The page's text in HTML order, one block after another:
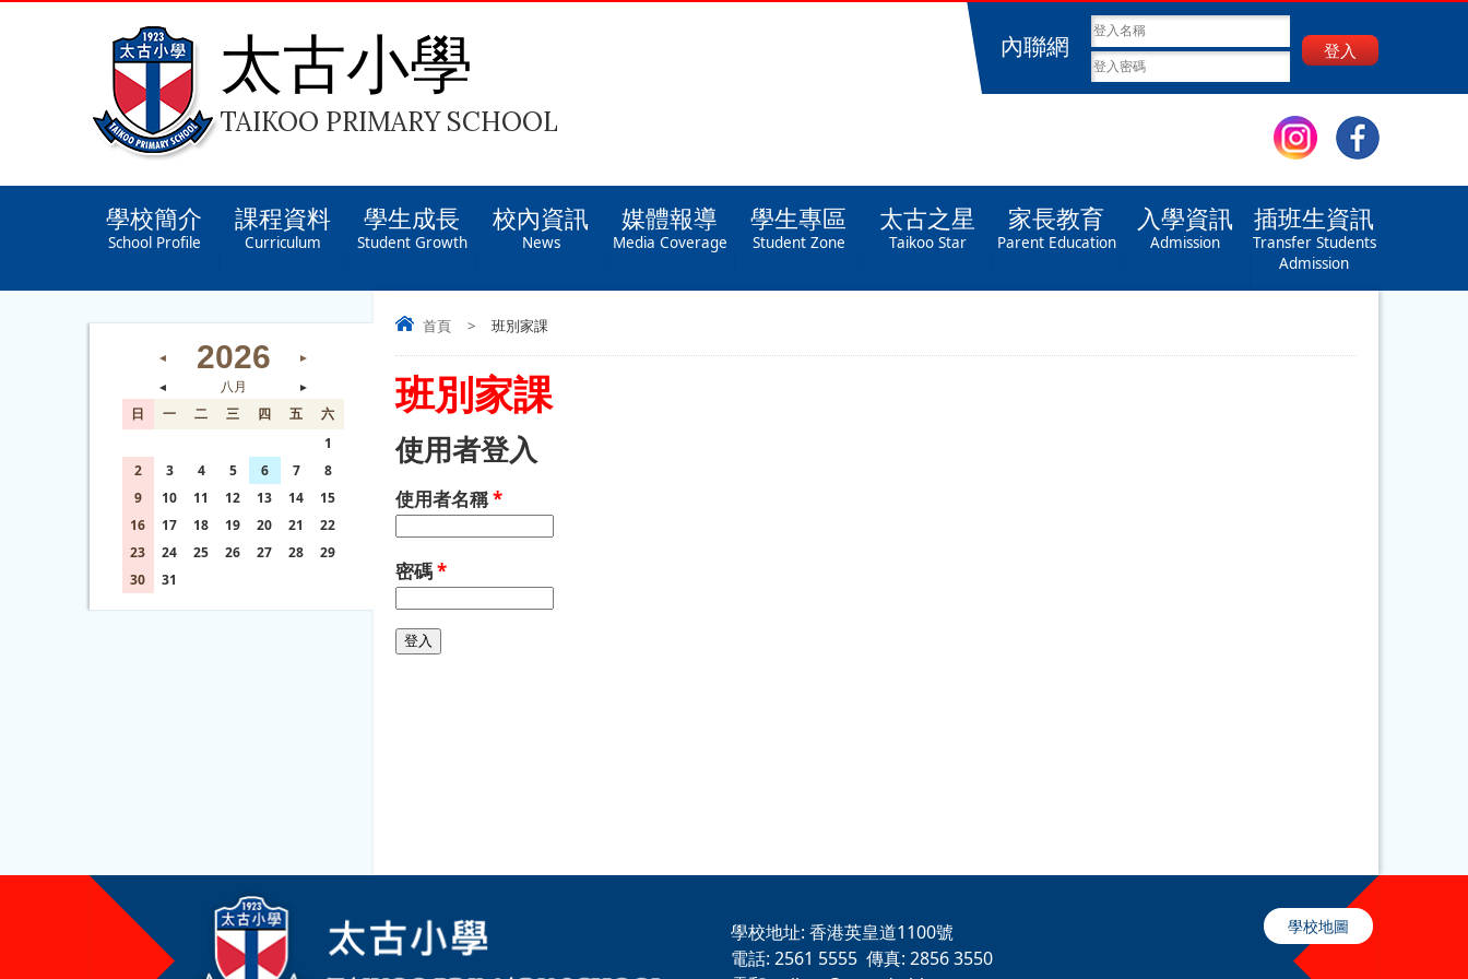
太古小學
TAIKOO PRIMARY SCHOOL
內聯網 登入
學校簡介
School Profile
課程資料
Curriculum
學生成長
Student Growth
校內資訊
News
媒體報導
Media Coverage
學生專區
Student Zone
太古之星
Taikoo Star
家長教育
Parent Education
入學資訊
Admission
插班生資訊
Transfer Students
Admission
首頁 > 班別家課
班別家課
使用者登入
使用者名稱*
密碼*
◄ 2026
►
◄
八月 ►
日 一 二 三 四 五
六
1
2
3 4 5 6 7
8
9
10 11 12 13 14
15
16
17 18 19 20 21
22
23
24 25 26 27 28
29
30
31
學校地址: 香港英皇道1100號
電話: 2561 5555 傳真: 2856 3550
學校地圖